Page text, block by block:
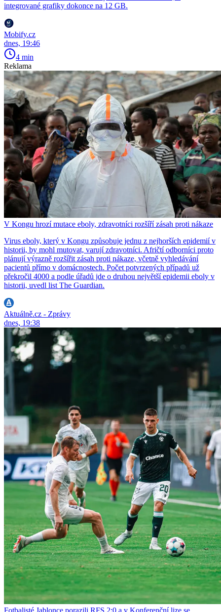
integrované grafiky dokonce na 12 GB.
Mobify.cz
dnes, 19:46
4 min
Reklama
V Kongu hrozí mutace eboly, zdravotníci rozšíří zásah proti nákaze
Virus eboly, který v Kongu způsobuje jednu z nejhorších epidemií v
historii, by mohl mutovat, varují zdravotníci. Afričtí odborníci proto
plánují výrazně rozšířit zásah proti nákaze, včetně vyhledávání
pacientů přímo v domácnostech. Počet potvrzených případů už
překročil 4000 a podle úřadů jde o druhou největší epidemii eboly v
historii, uvedl list The Guardian.
Aktuálně.cz - Zprávy
dnes, 19:38